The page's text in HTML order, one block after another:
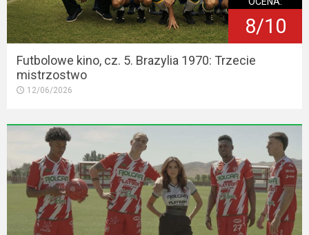
8/10
Futbolowe kino, cz. 5. Brazylia 1970: Trzecie
mistrzostwo
12/06/2026